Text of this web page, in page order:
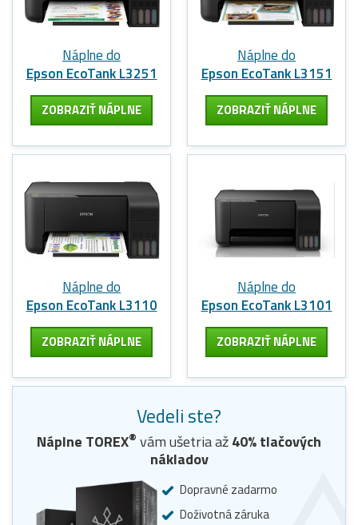
Náplne do
Epson EcoTank L3251
ZOBRAZIŤ NÁPLNE
Náplne do
Epson EcoTank L3151
ZOBRAZIŤ NÁPLNE
Náplne do
Epson EcoTank L3110
ZOBRAZIŤ NÁPLNE
Náplne do
Epson EcoTank L3101
ZOBRAZIŤ NÁPLNE
Vedeli ste?
Náplne TOREX® vám ušetria až40% tlačových
nákladov
Dopravné zadarmo
Doživotná záruka